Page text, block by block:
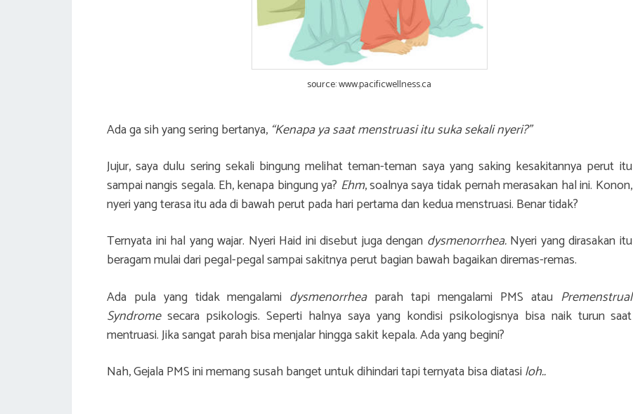
source: www.pacificwellness.ca
Ada ga sih yang sering bertanya, “Kenapa ya saat menstruasi itu suka sekali nyeri?”
Jujur, saya dulu sering sekali bingung melihat teman-teman saya yang saking kesakitannya perut itu
sampai nangis segala. Eh, kenapa bingung ya? Ehm, soalnya saya tidak pernah merasakan hal ini. Konon,
nyeri yang terasa itu ada di bawah perut pada hari pertama dan kedua menstruasi. Benar tidak?
Ternyata ini hal yang wajar. Nyeri Haid ini disebut juga dengan dysmenorrhea. Nyeri yang dirasakan itu
beragam mulai dari pegal-pegal sampai sakitnya perut bagian bawah bagaikan diremas-remas.
Ada pula yang tidak mengalami dysmenorrhea parah tapi mengalami PMS atau Premenstrual
Syndromesecara psikologis. Seperti halnya saya yang kondisi psikologisnya bisa naik turun saat
mentruasi. Jika sangat parah bisa menjalar hingga sakit kepala. Ada yang begini?
Nah, Gejala PMS ini memang susah banget untuk dihindari tapi ternyata bisa diatasi loh..